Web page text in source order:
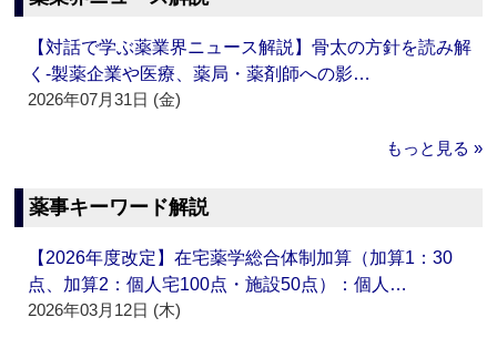
【対話で学ぶ薬業界ニュース解説】骨太の方針を読み解
く‐製薬企業や医療、薬局・薬剤師への影…
2026年07月31日 (金)
もっと見る »
薬事キーワード解説
【2026年度改定】在宅薬学総合体制加算（加算1：30
点、加算2：個人宅100点・施設50点）：個人…
2026年03月12日 (木)